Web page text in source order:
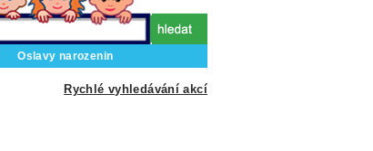
Oslavy narozenin
Rychlé vyhledávání akcí